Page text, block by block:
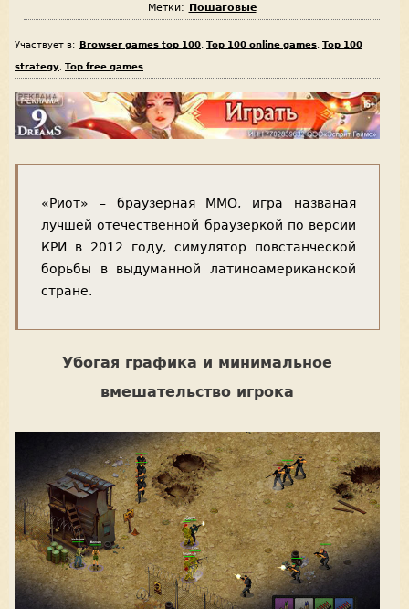
Метки: Пошаговые
Участвует в: Browser games top 100 Top 100 online games Top 100
strategy Top free games
«Риот» – браузерная ММО, игра названая
лучшей отечественной браузеркой по версии
КРИ в 2012 году, симулятор повстанческой
борьбы в выдуманной латиноамериканской
стране.
Убогая графика и минимальное
вмешательство игрока